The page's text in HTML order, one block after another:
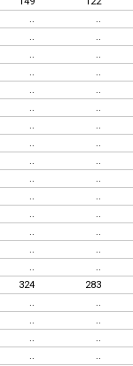
.. ..
.. ..
.. ..
.. ..
.. ..
.. ..
.. ..
.. ..
.. ..
.. ..
.. ..
.. ..
.. ..
.. ..
.. ..
324 283
.. ..
.. ..
.. ..
.. ..